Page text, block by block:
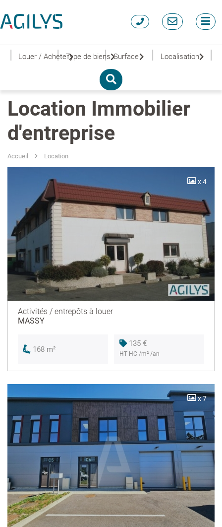
| Louer / Acheter
| Type de biens
| Surface | Localisation |
Location Immobilier
d'entreprise
Accueil Location
x 4
Activités / entrepôts à louer
MASSY
168 m²
135 €
HT HC /m² /an
x 7